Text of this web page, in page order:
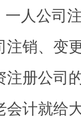
一人公司
注销、变
注册公司
会计就给